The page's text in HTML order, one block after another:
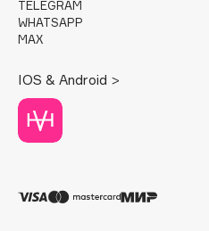
Deonica
Dior
Divage
Dolce & Gabbana
DP Daily Perfection
TELEGRAM
WHATSAPP
MAX
IOS & Android >